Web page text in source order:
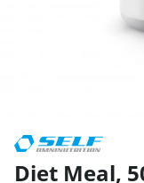
Diet Meal,